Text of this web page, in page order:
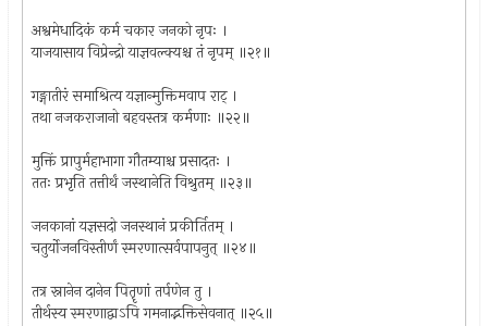
अश्वमेधादिकं कर्म चकार जनको नृपः ।
याजयासाय विप्रेन्द्रो याज्ञवल्क्यश्च तं नृपम् ॥२१॥
गङ्गातीरं समाश्रित्य यज्ञान्मुक्तिमवाप राट् ।
तथा नजकराजानो बहवस्तत्र कर्मणाः ॥२२॥
मुक्तिं प्रापुर्महाभागा गौतम्याश्च प्रसादतः ।
ततः प्रभृति तत्तीर्थं जस्थानेति विश्रुतम् ॥२३॥
जनकानां यज्ञसदो जनस्थानं प्रकीर्तितम् ।
चतुर्योजनविस्तीर्णं स्मरणात्सर्वपापनुत् ॥२४॥
तत्र स्नानेन दानेन पितॄणां तर्पणेन तु ।
तीर्थस्य स्मरणाद्वाऽपि गमनाद्भक्तिसेवनात् ॥२५॥